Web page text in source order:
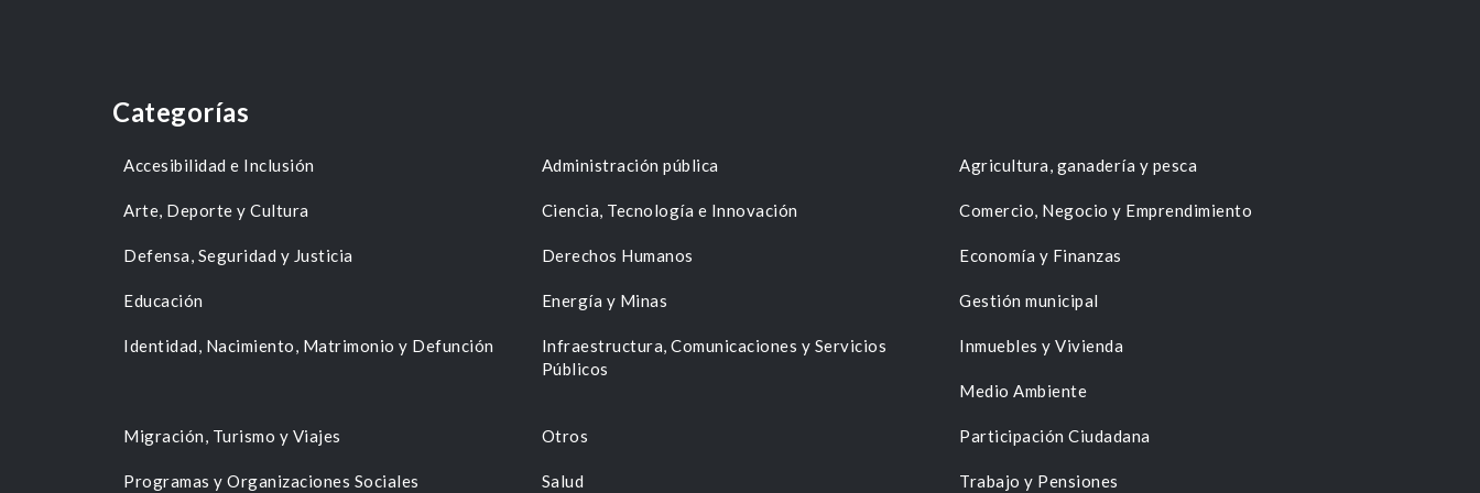
Categorías
Accesibilidad e Inclusión Administración pública Agricultura, ganadería y pesca
Arte, Deporte y Cultura Ciencia, Tecnología e Innovación Comercio, Negocio y Emprendimiento
Defensa, Seguridad y Justicia Derechos Humanos Economía y Finanzas
Educación Energía y Minas Gestión municipal
Identidad, Nacimiento, Matrimonio y Defunción
Infraestructura, Comunicaciones y Servicios
Públicos
Inmuebles y Vivienda
Medio Ambiente
Migración, Turismo y Viajes Otros Participación Ciudadana
Programas y Organizaciones Sociales Salud Trabajo y Pensiones